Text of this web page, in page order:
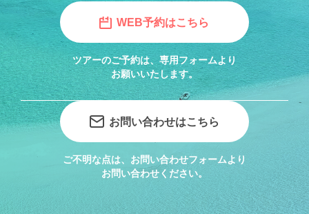
WEB予約はこちら
ツアーのご予約は、専用フォームより
お願いいたします。
お問い合わせはこちら
ご不明な点は、お問い合わせフォームより
お問い合わせください。